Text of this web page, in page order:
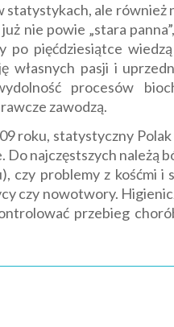
ale również
nie powie „stara
po pięćdziesiątce
pasji i
procesów
zawodzą.
roku, statystyczny
najczęstszych należą
czy problemy z kośćmi
czy nowotwory.
przebieg